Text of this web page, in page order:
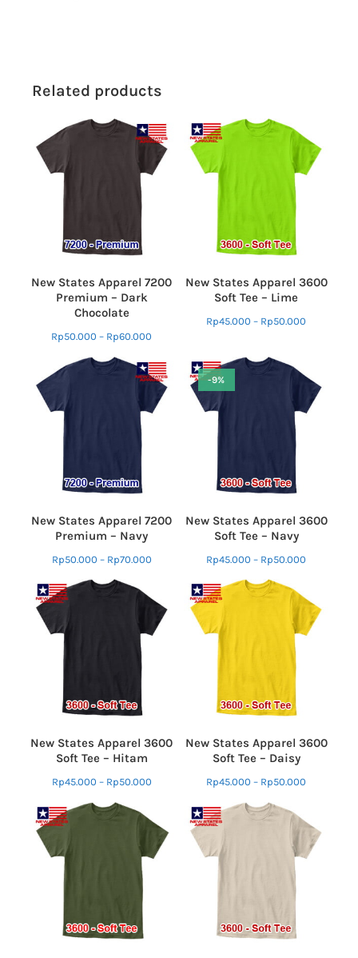
Related products
New States Apparel 7200
Premium – Dark
Chocolate
Rp50.000 – Rp60.000
New States Apparel 3600
Soft Tee – Lime
Rp45.000 – Rp50.000
New States Apparel 7200
Premium – Navy
Rp50.000 – Rp70.000
-9%
New States Apparel 3600
Soft Tee – Navy
Rp45.000 – Rp50.000
New States Apparel 3600
Soft Tee – Hitam
Rp45.000 – Rp50.000
New States Apparel 3600
Soft Tee – Daisy
Rp45.000 – Rp50.000